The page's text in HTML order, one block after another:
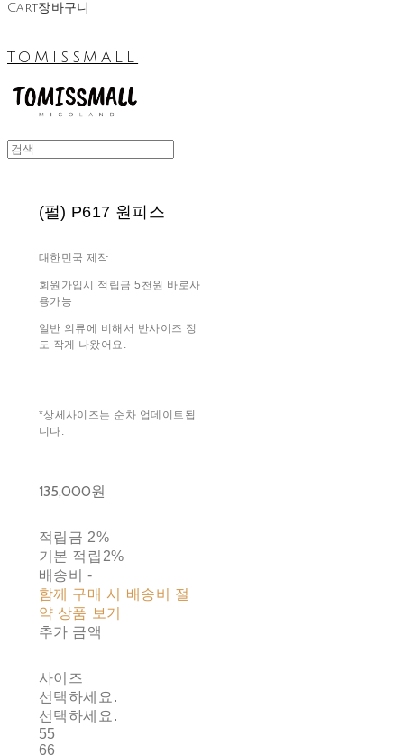
Cart장바구니
TOMISSMALL
(펄) P617 원피스
대한민국 제작
회원가입시 적립금 5천원 바로사
용가능
일반 의류에 비해서 반사이즈 정
도 작게 나왔어요.
*상세사이즈는 순차 업데이트됩
니다.
135,000원
적립금 2%
기본 적립 2%
배송비-
함께 구매 시 배송비 절
약 상품 보기
추가 금액
사이즈
선택하세요.
선택하세요.
55
66